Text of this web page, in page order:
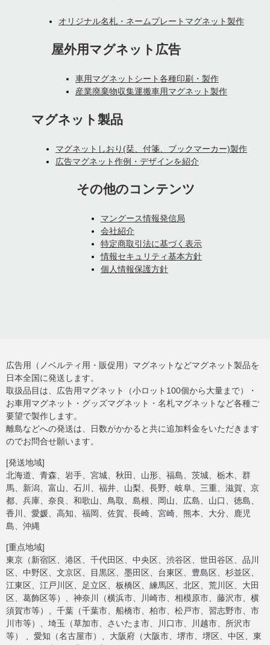
オリジナル名札・ネームプレートマグネット製作
屋外用マグネット広告
車用マグネットシート各種印刷・製作
産業廃棄物収集運搬車用マグネット製作
マグネット製品
マグネットしおり(栞、付箋、ブックマーカー)製作
広告マグネット作例・デザインを紹介
その他のコンテンツ
マングース情報発信局
会社紹介
特定商取引法に基づく表示
情報セキュリティ基本方針
個人情報保護方針
広告用（ノベルティ用・販促用）マグネットなどマグネット製品を
日本全国に発送します。
取扱品目は、広告用マグネット（小ロット100個から大量まで）・
お車用マグネット・グッズマグネット・名札マグネットなど各種ご
要望で製作します。
離島などへの発送は、日数がかかると共に追加料金をいただきます
のでお問合せ願います。
[発送地域]
北海道、青森、岩手、宮城、秋田、山形、福島、茨城、栃木、群
馬、新潟、富山、石川、福井、山梨、長野、岐阜、三重、滋賀、京
都、兵庫、奈良、和歌山、鳥取、島根、岡山、広島、山口、徳島、
香川、愛媛、高知、福岡、佐賀、長崎、宮崎、熊本、大分、鹿児
島、沖縄
[重点地域]
東京（新宿区、港区、千代田区、中央区、渋谷区、世田谷区、品川
区、中野区、文京区、目黒区、墨田区、台東区、豊島区、杉並区、
江東区、江戸川区、足立区、板橋区、練馬区、北区、荒川区、大田
区、葛飾区等）、神奈川（横浜市、川崎市、相模原市、藤沢市、横
須賀市等）、千葉（千葉市、船橋市、柏市、松戸市、習志野市、市
川市等）、埼玉（草加市、さいたま市、川口市、川越市、所沢市
等） 、愛知（名古屋市）、大阪府（大阪市、堺市、堺区、中区、東